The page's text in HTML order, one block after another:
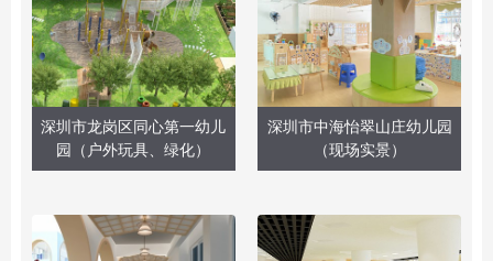
深圳市龙岗区同心第一幼儿
园（户外玩具、绿化）
深圳市中海怡翠山庄幼儿园
（现场实景）